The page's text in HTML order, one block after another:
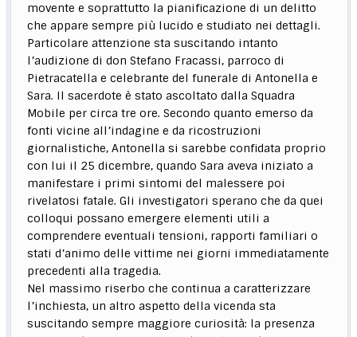
movente e soprattutto la pianificazione di un delitto
che appare sempre più lucido e studiato nei dettagli.
Particolare attenzione sta suscitando intanto
l’audizione di don Stefano Fracassi, parroco di
Pietracatella e celebrante del funerale di Antonella e
Sara. Il sacerdote è stato ascoltato dalla Squadra
Mobile per circa tre ore. Secondo quanto emerso da
fonti vicine all’indagine e da ricostruzioni
giornalistiche, Antonella si sarebbe confidata proprio
con lui il 25 dicembre, quando Sara aveva iniziato a
manifestare i primi sintomi del malessere poi
rivelatosi fatale. Gli investigatori sperano che da quei
colloqui possano emergere elementi utili a
comprendere eventuali tensioni, rapporti familiari o
stati d’animo delle vittime nei giorni immediatamente
precedenti alla tragedia.
Nel massimo riserbo che continua a caratterizzare
l’inchiesta, un altro aspetto della vicenda sta
suscitando sempre maggiore curiosità: la presenza